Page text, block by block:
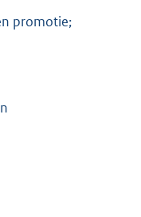
promotie;